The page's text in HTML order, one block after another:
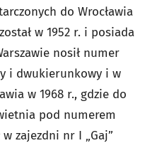
do Wrocławia
w 1952 r. i posiada
nosił numer
i dwukierunkowy i w
w 1968 r., gdzie do
pod numerem
zajezdni nr I „Gaj”